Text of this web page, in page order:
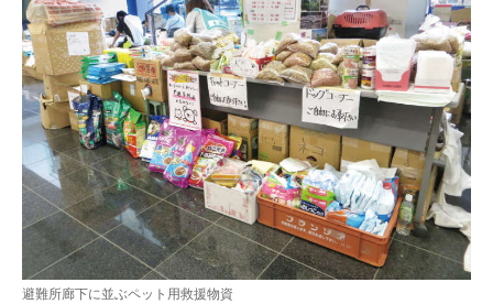
避難所廊下に並ぶペット用救援物資